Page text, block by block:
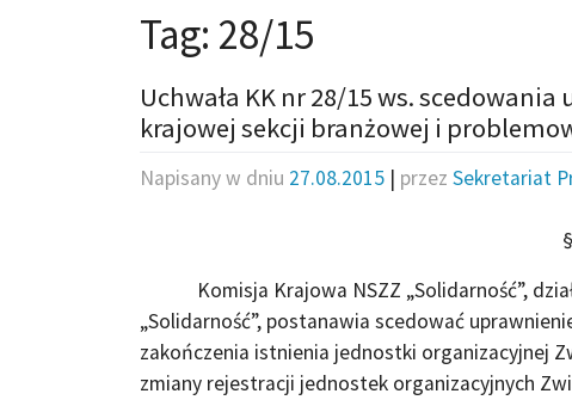
Tag: 28/15
Uchwała KK nr 28/15 ws.
krajowej sekcji branżowej i
Napisany w dniu 27.08.2015 | przez Sekretariat
Komisja Krajowa NSZZ „Solidarność”,
„Solidarność”, postanawia scedować
zakończenia istnienia jednostki organizacyjnej
zmiany rejestracji jednostek organizacyjnych